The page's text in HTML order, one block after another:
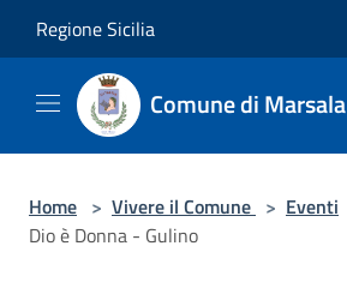
Regione Sicilia
Comune di Marsala
Home > Vivere il Comune > Eventi
Dio è Donna - Gulino